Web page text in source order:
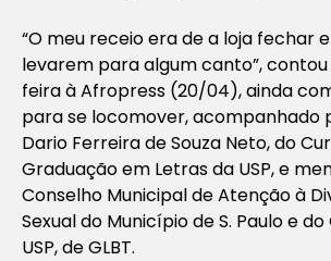
“O meu receio era de a loja fechar
levarem para algum canto”,
feira à Afropress (20/04), ainda
para se locomover, acompanhado
Dario Ferreira de Souza Neto, do
Graduação em Letras da USP, e
Conselho Municipal de Atenção à
Sexual do Município de S. Paulo e
USP, de GLBT.